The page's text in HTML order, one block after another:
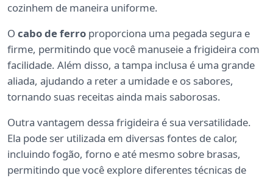
cozinhem de maneira uniforme.
O cabo de ferro proporciona uma pegada segura e
firme, permitindo que você manuseie a frigideira com
facilidade. Além disso, a tampa inclusa é uma grande
aliada, ajudando a reter a umidade e os sabores,
tornando suas receitas ainda mais saborosas.
Outra vantagem dessa frigideira é sua versatilidade.
Ela pode ser utilizada em diversas fontes de calor,
incluindo fogão, forno e até mesmo sobre brasas,
permitindo que você explore diferentes técnicas de